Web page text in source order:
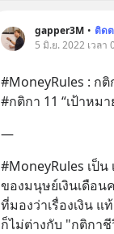
gapper3M • ติด
5 มิ.ย. 2022 เวลา
#MoneyRules : กติ
#กติกา 11 “เป้าหม
—
#MoneyRules เป็น
ของมนุษย์เงินเดือน
ที่มองว่าเรื่องเงิน แ
ก็ไม่ต่างกับ "กติกา